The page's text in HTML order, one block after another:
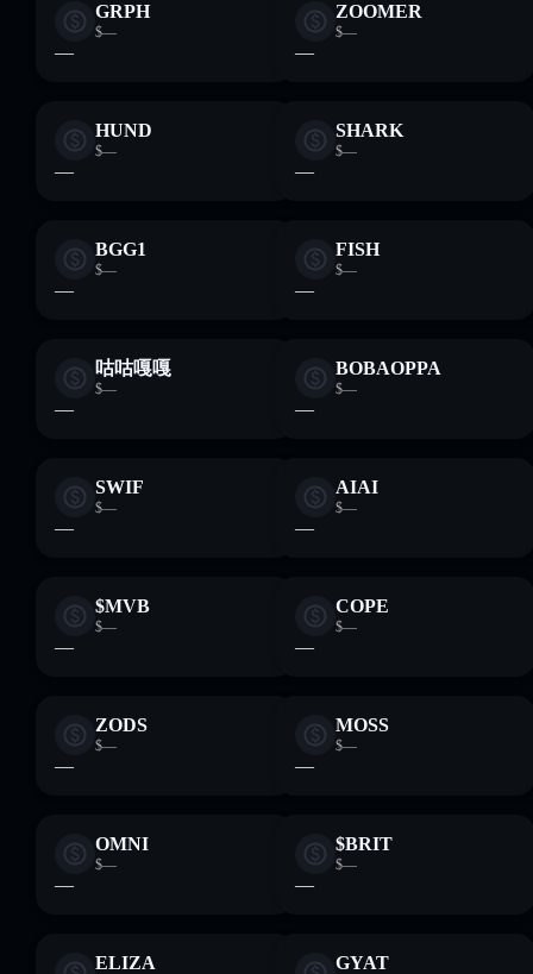
GRPH
$—
—
ZOOMER
$—
—
HUND
$—
—
SHARK
$—
—
BGG1
$—
—
FISH
$—
—
咕咕嘎嘎
$—
—
BOBAOPPA
$—
—
SWIF
$—
—
AIAI
$—
—
$MVB
$—
—
COPE
$—
—
ZODS
$—
—
MOSS
$—
—
OMNI
$—
—
$BRIT
$—
—
ELIZA GYAT